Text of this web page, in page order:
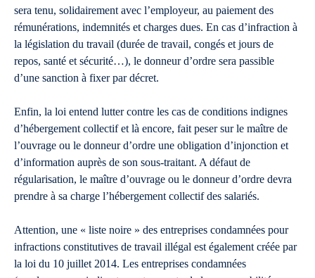
sera tenu, solidairement avec l’employeur, au paiement des
rémunérations, indemnités et charges dues. En cas d’infraction à
la législation du travail (durée de travail, congés et jours de
repos, santé et sécurité…), le donneur d’ordre sera passible
d’une sanction à fixer par décret.
Enfin, la loi entend lutter contre les cas de conditions indignes
d’hébergement collectif et là encore, fait peser sur le maître de
l’ouvrage ou le donneur d’ordre une obligation d’injonction et
d’information auprès de son sous-traitant. A défaut de
régularisation, le maître d’ouvrage ou le donneur d’ordre devra
prendre à sa charge l’hébergement collectif des salariés.
Attention, une « liste noire » des entreprises condamnées pour
infractions constitutives de travail illégal est également créée par
la loi du 10 juillet 2014. Les entreprises condamnées